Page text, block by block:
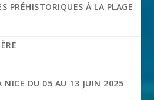
PRÉHISTORIQUES À LA PLAGE
NICE DU 05 AU 13 JUIN 2025